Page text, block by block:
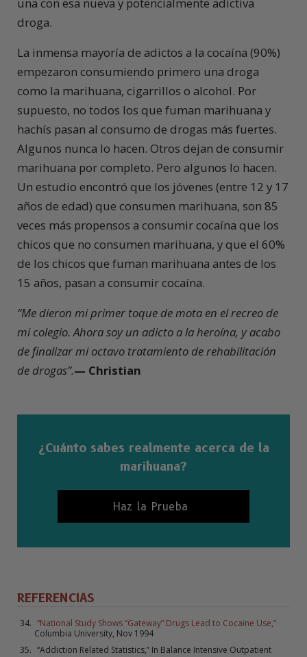
droga.
La inmensa mayoría de adictos a la cocaína (90%)
empezaron consumiendo primero una droga
como la marihuana, cigarrillos o alcohol. Por
supuesto, no todos los que fuman marihuana y
hachís pasan al consumo de drogas más fuertes.
Algunos nunca lo hacen. Otros dejan de consumir
marihuana por completo. Pero algunos lo hacen.
Un estudio encontró que los jóvenes (entre 12 y 17
años de edad) que consumen marihuana, son 85
veces más propensos a consumir cocaína que los
chicos que no consumen marihuana, y que el 60%
de los chicos que fuman marihuana antes de los
15 años, pasan a consumir cocaína.
“Me dieron mi primer toque de mota en el recreo de
mi colegio. Ahora soy un adicto a la heroína, y acabo
de finalizar mi octavo tratamiento de rehabilitación
de drogas”.— Christian
¿Cuánto sabes realmente acerca de la
marihuana?
Haz la Prueba
REFERENCIAS
“National Study Shows “Gateway” Drugs Lead to Cocaine Use,”
Columbia University, Nov 1994
“Addiction Related Statistics,” In Balance Intensive Outpatient